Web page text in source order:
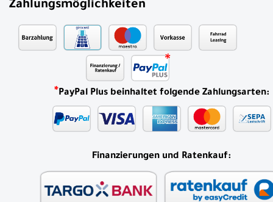
Zahlungsmöglichkeiten
*PayPal Plus beinhaltet folgende Zahlungsarten:
Finanzierungen und Ratenkauf: